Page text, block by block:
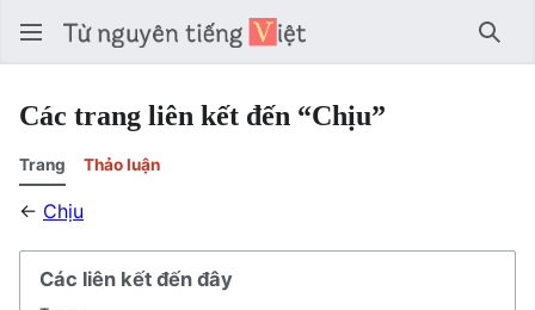
Tìm
Các trang liên kết đến “Chịu”
Trang Thảo luận
← Chịu
Các liên kết đến đây